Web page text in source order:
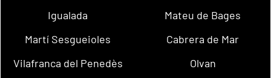
Igualada
Mateu de Bages
Martí Sesgueioles
Cabrera de Mar
Vilafranca del Penedès
Olvan